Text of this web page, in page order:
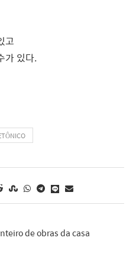
고
가 있다.
de obras da casa